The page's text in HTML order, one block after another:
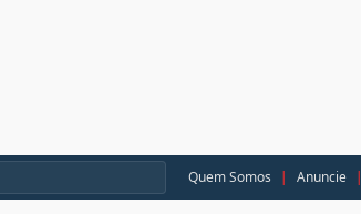
Quem Somos | Anuncie |